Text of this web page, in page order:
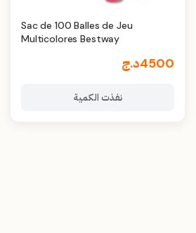
Sac de 100 Balles de Jeu
Multicolores Bestway
4500د.ج
نفذت الكمية